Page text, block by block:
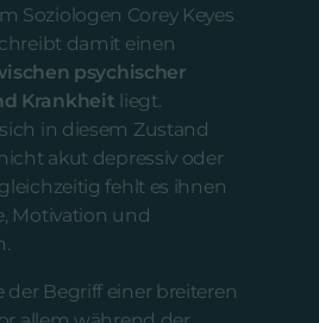
Soziologen Corey Keyes
damit einen
psychischer
Krankheit liegt.
in diesem Zustand
akut depressiv oder
fehlt es ihnen
Motivation und
der Begriff einer breiteren